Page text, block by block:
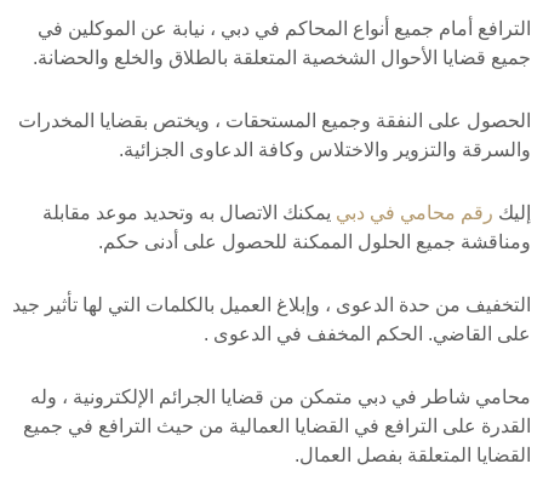
الترافع أمام جميع أنواع المحاكم في دبي ، نيابة عن الموكلين في
جميع قضايا الأحوال الشخصية المتعلقة بالطلاق والخلع والحضانة.
الحصول على النفقة وجميع المستحقات ، ويختص بقضايا المخدرات
والسرقة والتزوير والاختلاس وكافة الدعاوى الجزائية.
إليك رقم محامي في دبي يمكنك الاتصال به وتحديد موعد مقابلة
ومناقشة جميع الحلول الممكنة للحصول على أدنى حكم.
التخفيف من حدة الدعوى ، وإبلاغ العميل بالكلمات التي لها تأثير جيد
على القاضي. الحكم المخفف في الدعوى .
محامي شاطر في دبي متمكن من قضايا الجرائم الإلكترونية ، وله
القدرة على الترافع في القضايا العمالية من حيث الترافع في جميع
القضايا المتعلقة بفصل العمال.